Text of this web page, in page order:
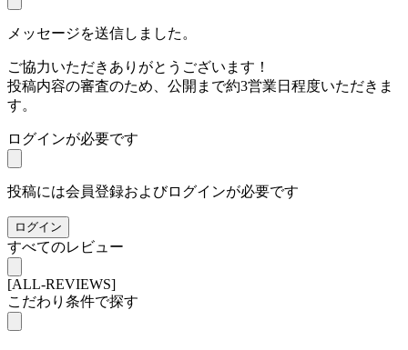
メッセージを送信しました。
ご協力いただきありがとうございます！
投稿内容の審査のため、公開まで約3営業日程度いただきま
す。
ログインが必要です
投稿には会員登録およびログインが必要です
ログイン
すべてのレビュー
[ALL-REVIEWS]
こだわり条件で探す